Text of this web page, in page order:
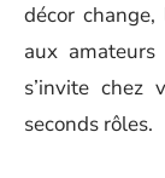
décor
aux
s’invite chez
seconds rôles.